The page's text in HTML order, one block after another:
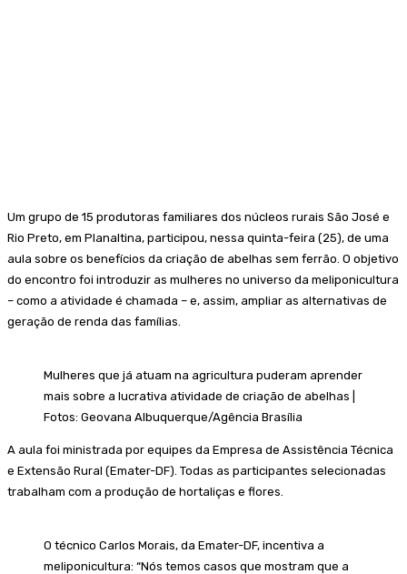
Um grupo de 15 produtoras familiares dos núcleos rurais São José e
Rio Preto, em Planaltina, participou, nessa quinta-feira (25), de uma
aula sobre os benefícios da criação de abelhas sem ferrão. O objetivo
do encontro foi introduzir as mulheres no universo da meliponicultura
– como a atividade é chamada – e, assim, ampliar as alternativas de
geração de renda das famílias.
Mulheres que já atuam na agricultura puderam aprender
mais sobre a lucrativa atividade de criação de abelhas |
Fotos: Geovana Albuquerque/Agência Brasília
A aula foi ministrada por equipes da Empresa de Assistência Técnica
e Extensão Rural (Emater-DF). Todas as participantes selecionadas
trabalham com a produção de hortaliças e flores.
O técnico Carlos Morais, da Emater-DF, incentiva a
meliponicultura: “Nós temos casos que mostram que a